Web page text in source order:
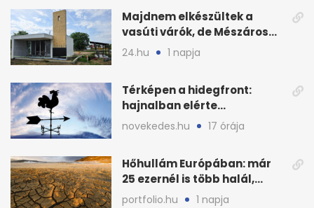
Majdnem elkészültek a
vasúti várók, de Mészáros
bizalmasa leromboltatja
24.hu 1 napja
Térképen a hidegfront:
hajnalban elérte
Magyarország határát
novekedes.hu 17 órája
Hőhullám Európában: már
25 ezernél is több halál,
folytatódhat
portfolio.hu 1 napja